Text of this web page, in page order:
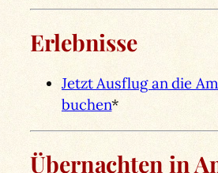
Erlebnisse
Jetzt Ausflug an die
buchen*
Übernachten in